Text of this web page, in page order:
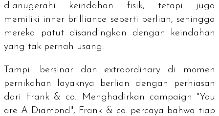
dianugerahi keindahan fisik, tetapi juga
memiliki inner brilliance seperti berlian, sehingga
mereka patut disandingkan dengan keindahan
yang tak pernah usang.
Tampil bersinar dan extraordinary di momen
pernikahan layaknya berlian dengan perhiasan
dari Frank & co.. Menghadirkan campaign "You
are A Diamond ", Frank & co. percaya bahwa tiap